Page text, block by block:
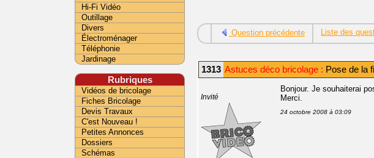
Question précédente Liste des
1313 Astuces déco bricolage : Pose de la
Invité
Bonjour. Je souhaiterai
Merci.
24 octobre 2008 à 03:09
Hi-Fi Vidéo
Outillage
Divers
Électroménager
Téléphonie
Jardinage
Rubriques
Vidéos de bricolage
Fiches Bricolage
Devis Travaux
C'est Nouveau !
Petites Annonces
Dossiers
Schémas